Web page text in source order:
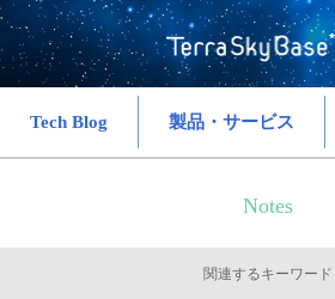
Tech Blog 製品・サービス
Notes
関連するキーワード